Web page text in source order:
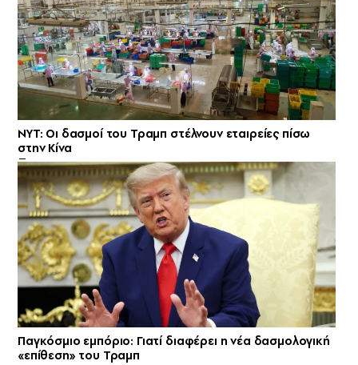
NYT: Οι δασμοί του Τραμπ στέλνουν εταιρείες πίσω
στην Κίνα
Παγκόσμιο εμπόριο: Γιατί διαφέρει η νέα δασμολογική
«επίθεση» του Τραμπ